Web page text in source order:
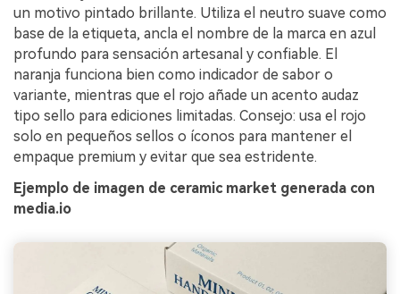
un motivo pintado brillante. Utiliza el neutro suave como
base de la etiqueta, ancla el nombre de la marca en azul
profundo para sensación artesanal y confiable. El
naranja funciona bien como indicador de sabor o
variante, mientras que el rojo añade un acento audaz
tipo sello para ediciones limitadas. Consejo: usa el rojo
solo en pequeños sellos o íconos para mantener el
empaque premium y evitar que sea estridente.
Ejemplo de imagen de ceramic market generada con
media.io